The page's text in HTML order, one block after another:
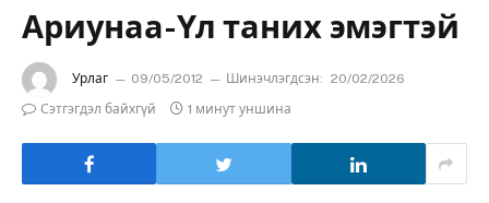
Ариунаа-Үл таних эмэгтэй
Урлаг 09/05/2012 Шинэчлэгдсэн: 20/02/2026
Сэтгэгдэл байхгүй
1 минут уншина